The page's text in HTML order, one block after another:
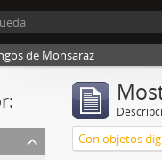
de Monsaraz
Con objetos